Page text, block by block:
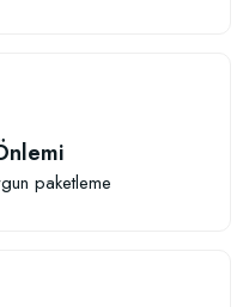
paketleme